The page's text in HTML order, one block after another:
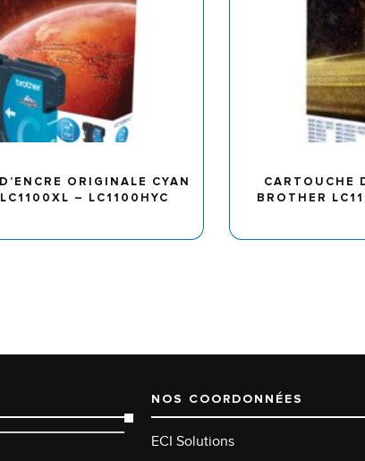
ORIGINALE CYAN
– LC1100HYC
CARTOUCHE
BROTHER
NOS COORDONNÉES
ECI Solutions